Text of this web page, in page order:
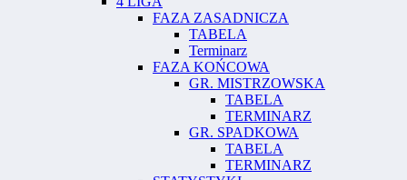
FAZA ZASADNICZA
TABELA
Terminarz
FAZA KOŃCOWA
GR. MISTRZOWSKA
TABELA
TERMINARZ
GR. SPADKOWA
TABELA
TERMINARZ